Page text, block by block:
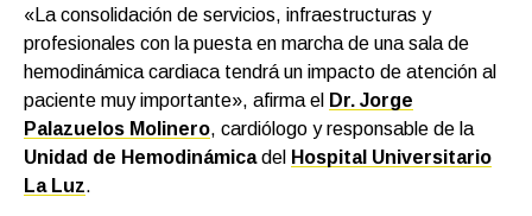
«La consolidación de servicios, infraestructuras y
profesionales con la puesta en marcha de una sala de
hemodinámica cardiaca tendrá un impacto de atención al
paciente muy importante», afirma el Dr. Jorge
Palazuelos Molinero, cardiólogo y responsable de la
Unidad de Hemodinámicadel Hospital Universitario
La Luz.